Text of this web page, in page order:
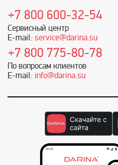
+7 800 600-32-54
Сервисный центр
E-mail: service@darina.su
+7 800 775-80-78
По вопросам клиентов
E-mail: info@darina.su